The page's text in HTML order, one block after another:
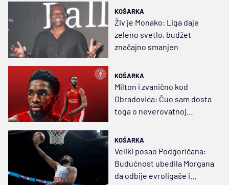
KOŠARKA
Živ je Monako: Liga daje
zeleno svetlo, budžet
značajno smanjen
KOŠARKA
Milton i zvanično kod
Obradovića: Čuo sam dosta
toga o neverovatnoj
KOŠARKA
Veliki posao Podgoričana:
Budućnost ubedila Morgana
da odbije evroligaše i